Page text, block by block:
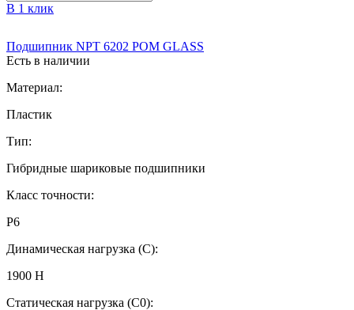
В 1 клик
Подшипник NPT 6202 POM GLASS
Есть в наличии
Материал:
Пластик
Тип:
Гибридные шариковые подшипники
Класс точности:
P6
Динамическая нагрузка (C):
1900 Н
Статическая нагрузка (C0):